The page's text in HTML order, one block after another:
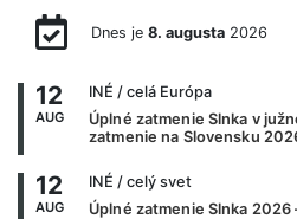
Dnes je 8. augusta2026
12
AUG
INÉ / celá Európa
Úplné zatmenie Slnka v
zatmenie na Slovensku
12
AUG
INÉ / celý svet
Úplné zatmenie Slnka 2026